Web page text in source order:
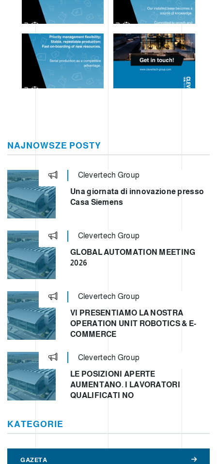
NAJNOWSZE POSTY
Clevertech Group
Una giornata di innovazione presso
Casa Siemens
Clevertech Group
GLOBAL AUTOMATION MEETING
2026
Clevertech Group
VI PRESENTIAMO LA NOSTRA
OPERATION UNIT ROBOTICS & E-
COMMERCE
Clevertech Group
LE POSIZIONI APERTE
AUMENTANO. I LAVORATORI
QUALIFICATI NO
KATEGORIE
GAZETA